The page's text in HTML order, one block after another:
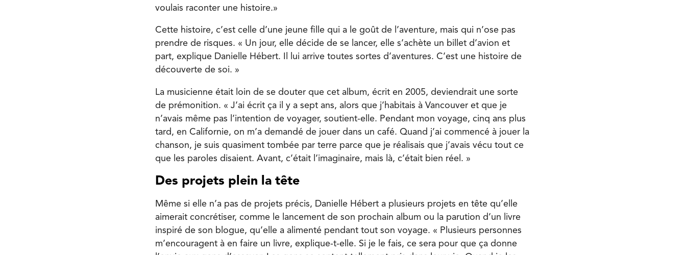
voulais raconter une histoire.»
Cette histoire, c’est celle d’une jeune fille qui a le goût de l’aventure, mais qui n’ose pas
prendre de risques. « Un jour, elle décide de se lancer, elle s’achète un billet d’avion et
part, explique Danielle Hébert. Il lui arrive toutes sortes d’aventures. C’est une histoire de
découverte de soi. »
La musicienne était loin de se douter que cet album, écrit en 2005, deviendrait une sorte
de prémonition. « J’ai écrit ça il y a sept ans, alors que j’habitais à Vancouver et que je
n’avais même pas l’intention de voyager, soutient-elle. Pendant mon voyage, cinq ans plus
tard, en Californie, on m’a demandé de jouer dans un café. Quand j’ai commencé à jouer la
chanson, je suis quasiment tombée par terre parce que je réalisais que j’avais vécu tout ce
que les paroles disaient. Avant, c’était l’imaginaire, mais là, c’était bien réel. »
Des projets plein la tête
Même si elle n’a pas de projets précis, Danielle Hébert a plusieurs projets en tête qu’elle
aimerait concrétiser, comme le lancement de son prochain album ou la parution d’un livre
inspiré de son blogue, qu’elle a alimenté pendant tout son voyage. « Plusieurs personnes
m’encouragent à en faire un livre, explique-t-elle. Si je le fais, ce sera pour que ça donne